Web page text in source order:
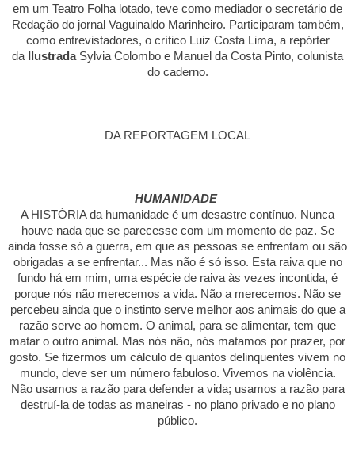
em um Teatro Folha lotado, teve como mediador o secretário de
Redação do jornal Vaguinaldo Marinheiro. Participaram também,
como entrevistadores, o crítico Luiz Costa Lima, a repórter
da
IlustradaSylvia Colombo e Manuel da Costa Pinto, colunista
do caderno.
DA REPORTAGEM LOCAL
HUMANIDADE
A HISTÓRIA da humanidade é um desastre contínuo. Nunca
houve nada que se parecesse com um momento de paz. Se
ainda fosse só a guerra, em que as pessoas se enfrentam ou são
obrigadas a se enfrentar... Mas não é só isso. Esta raiva que no
fundo há em mim, uma espécie de raiva às vezes incontida, é
porque nós não merecemos a vida. Não a merecemos. Não se
percebeu ainda que o instinto serve melhor aos animais do que a
razão serve ao homem. O animal, para se alimentar, tem que
matar o outro animal. Mas nós não, nós matamos por prazer, por
gosto. Se fizermos um cálculo de quantos delinquentes vivem no
mundo, deve ser um número fabuloso. Vivemos na violência.
Não usamos a razão para defender a vida; usamos a razão para
destruí-la de todas as maneiras - no plano privado e no plano
público.